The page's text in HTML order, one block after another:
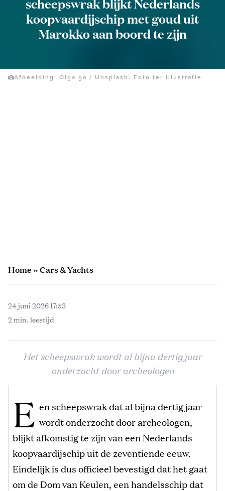
scheepswrak blijkt Nederlands
koopvaardijschip met goud uit
Marokko aan boord te zijn
Afbeelding: Olga ga / Unsplash. Foto ter illustratie
Home»Cars & Yachts
24 juni 2026 17:53
2 min. leestijd
Het scheepswrak wordt al bijna dertig jaar
onderzocht door archeologen
E en scheepswrak dat al bijna dertig jaar
wordt onderzocht door archeologen,
blijkt afkomstig te zijn van een Nederlands
koopvaardijschip uit de zeventiende eeuw.
Eindelijk is dus officieel bevestigd dat het gaat
om de Dom van Keulen, een handelsschip dat